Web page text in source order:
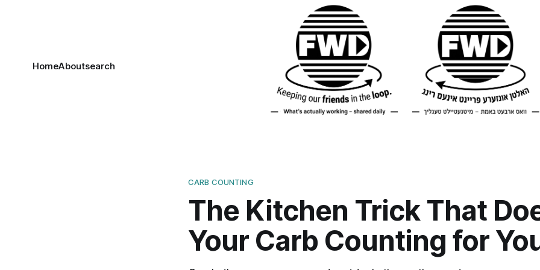
HomeAboutsearch
CARB COUNTING
The Kitchen Trick That
Your Carb Counting for